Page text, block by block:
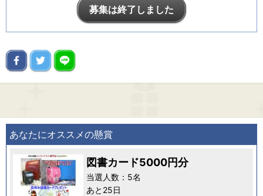
募集は終了しました
あなたにオススメの懸賞
図書カード5000円分
当選人数：5名
あと25日